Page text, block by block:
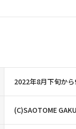
2022年8月下旬か
(C)SAOTOME